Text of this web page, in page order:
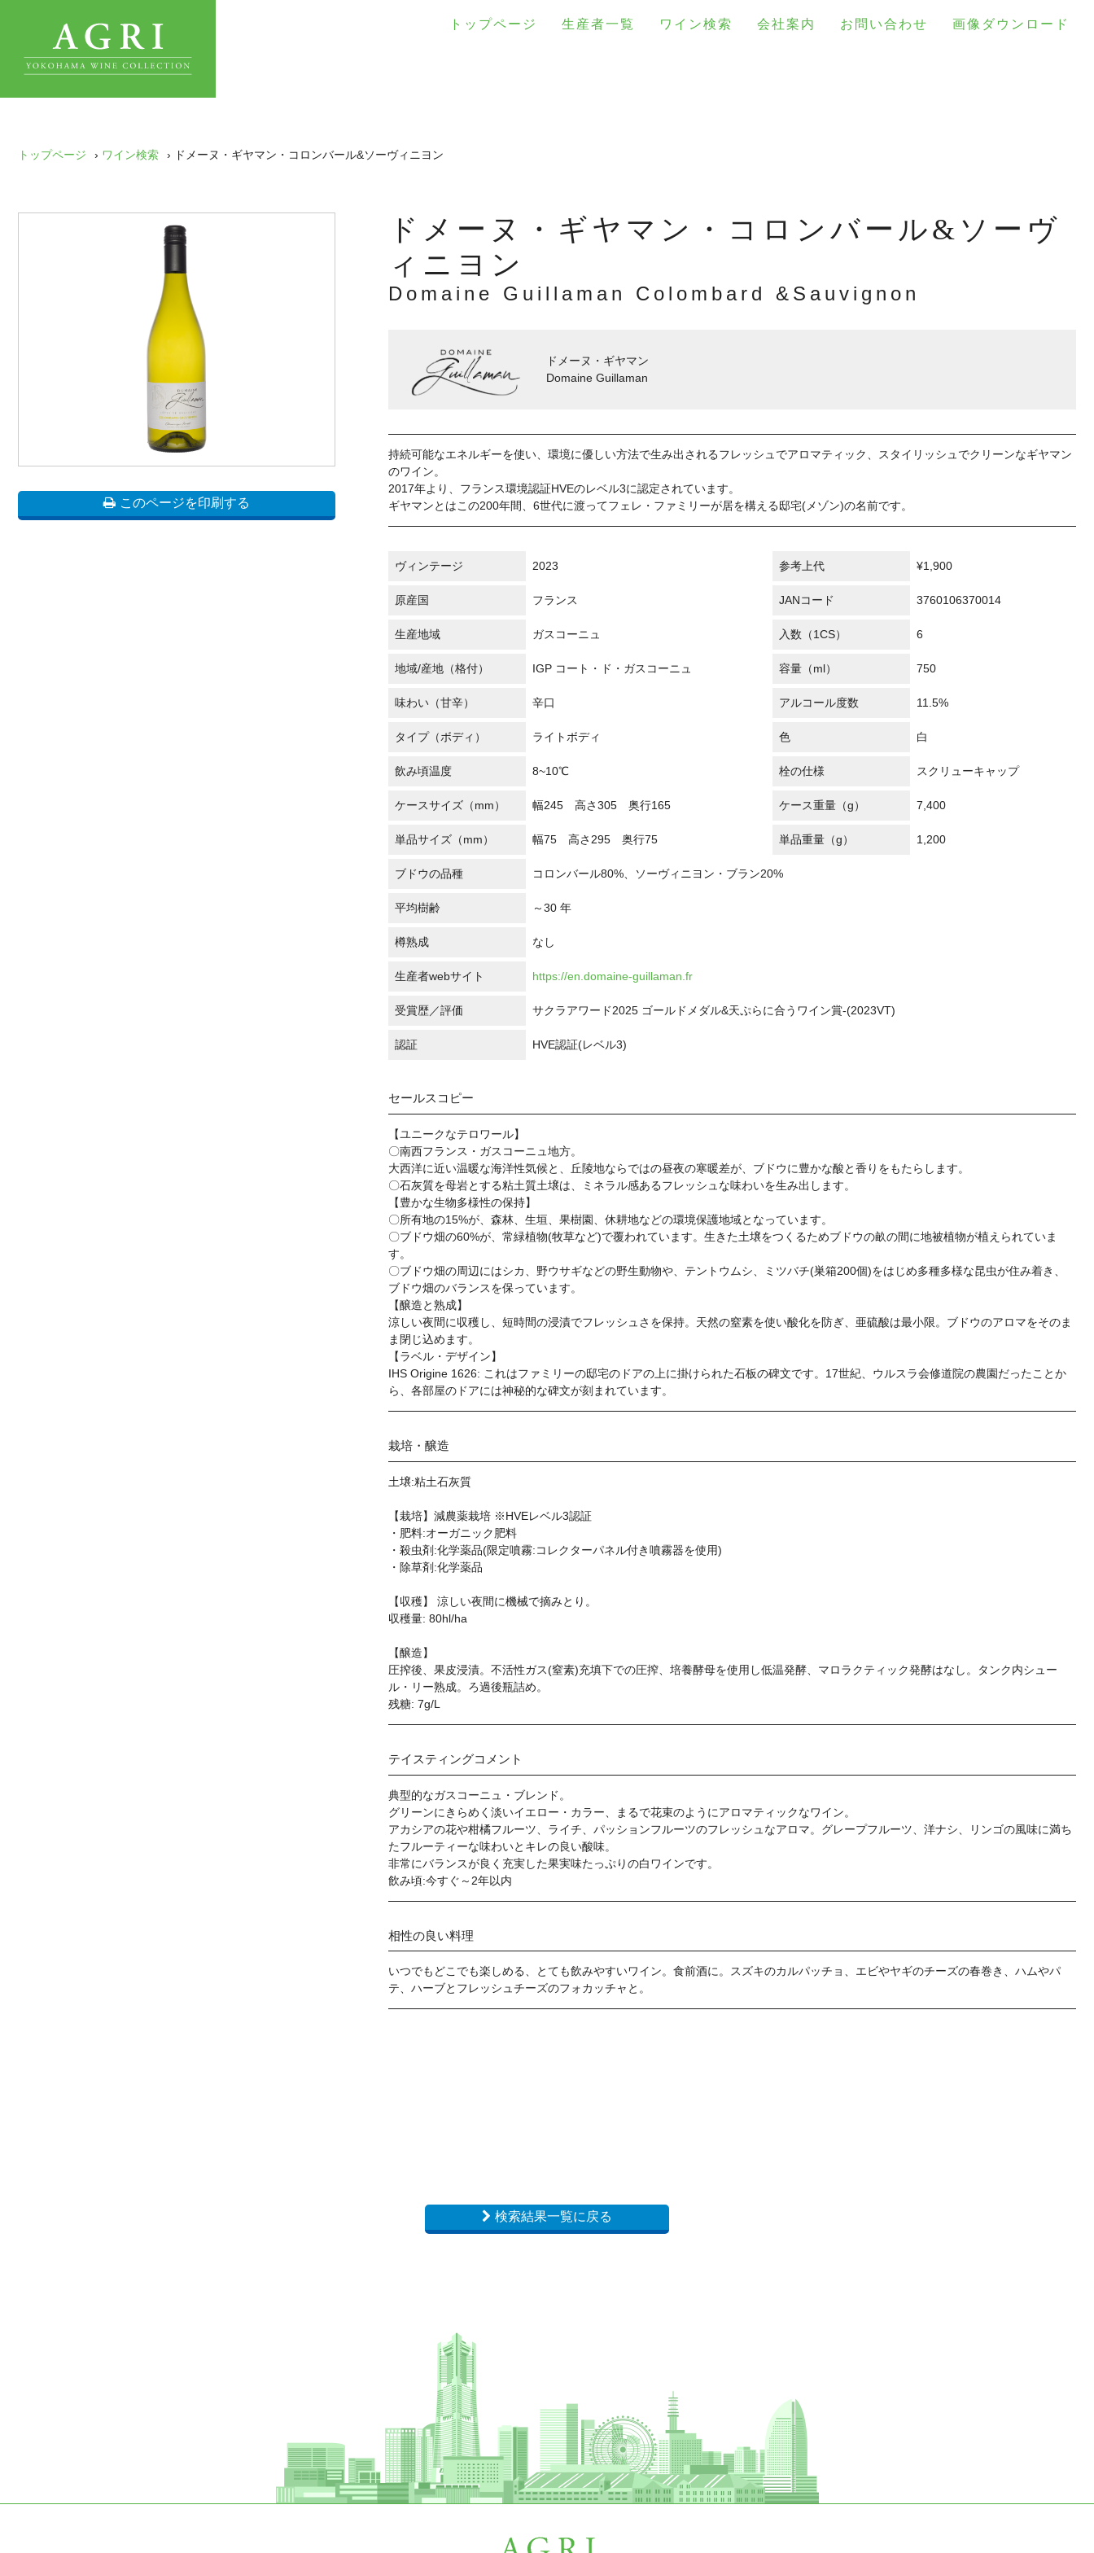
トップページ 生産者一覧 ワイン検索 会社案内 お問い合わせ 画像ダウンロード
トップページ › ワイン検索 › ドメーヌ・ギヤマン・コロンバール&ソーヴィニヨン
このページを印刷する
ドメーヌ・ギヤマン・コロンバール&ソーヴ
ィニヨン
Domaine Guillaman Colombard &Sauvignon
ドメーヌ・ギヤマン
Domaine Guillaman
持続可能なエネルギーを使い、環境に優しい方法で生み出されるフレッシュでアロマティック、スタイリッシュでクリーンなギヤマン
のワイン。
2017年より、フランス環境認証HVEのレベル3に認定されています。
ギヤマンとはこの200年間、6世代に渡ってフェレ・ファミリーが居を構える邸宅(メゾン)の名前です。
ヴィンテージ 2023 参考上代 ¥1,900
原産国 フランス JANコード 3760106370014
生産地域 ガスコーニュ 入数（1CS） 6
地域/産地（格付） IGP コート・ド・ガスコーニュ 容量（ml） 750
味わい（甘辛） 辛口 アルコール度数 11.5%
タイプ（ボディ） ライトボディ 色 白
飲み頃温度 8~10℃ 栓の仕様 スクリューキャップ
ケースサイズ（mm） 幅245 高さ305 奥行165 ケース重量（g） 7,400
単品サイズ（mm） 幅75 高さ295 奥行75 単品重量（g） 1,200
ブドウの品種 コロンバール80%、ソーヴィニヨン・ブラン20%
平均樹齢 ～30 年
樽熟成 なし
生産者webサイト https://en.domaine-guillaman.fr
受賞歴／評価 サクラアワード2025 ゴールドメダル&天ぷらに合うワイン賞-(2023VT)
認証 HVE認証(レベル3)
セールスコピー
【ユニークなテロワール】
〇南西フランス・ガスコーニュ地方。
大西洋に近い温暖な海洋性気候と、丘陵地ならではの昼夜の寒暖差が、ブドウに豊かな酸と香りをもたらします。
〇石灰質を母岩とする粘土質土壌は、ミネラル感あるフレッシュな味わいを生み出します。
【豊かな生物多様性の保持】
〇所有地の15%が、森林、生垣、果樹園、休耕地などの環境保護地域となっています。
〇ブドウ畑の60%が、常緑植物(牧草など)で覆われています。生きた土壌をつくるためブドウの畝の間に地被植物が植えられていま
す。
〇ブドウ畑の周辺にはシカ、野ウサギなどの野生動物や、テントウムシ、ミツバチ(巣箱200個)をはじめ多種多様な昆虫が住み着き、
ブドウ畑のバランスを保っています。
【醸造と熟成】
涼しい夜間に収穫し、短時間の浸漬でフレッシュさを保持。天然の窒素を使い酸化を防ぎ、亜硫酸は最小限。ブドウのアロマをそのま
ま閉じ込めます。
【ラベル・デザイン】
IHS Origine 1626: これはファミリーの邸宅のドアの上に掛けられた石板の碑文です。17世紀、ウルスラ会修道院の農園だったことか
ら、各部屋のドアには神秘的な碑文が刻まれています。
栽培・醸造
土壌:粘土石灰質
【栽培】減農薬栽培 ※HVEレベル3認証
・肥料:オーガニック肥料
・殺虫剤:化学薬品(限定噴霧:コレクターパネル付き噴霧器を使用)
・除草剤:化学薬品
【収穫】 涼しい夜間に機械で摘みとり。
収穫量: 80hl/ha
【醸造】
圧搾後、果皮浸漬。不活性ガス(窒素)充填下での圧搾、培養酵母を使用し低温発酵、マロラクティック発酵はなし。タンク内シュー
ル・リー熟成。ろ過後瓶詰め。
残糖: 7g/L
テイスティングコメント
典型的なガスコーニュ・ブレンド。
グリーンにきらめく淡いイエロー・カラー、まるで花束のようにアロマティックなワイン。
アカシアの花や柑橘フルーツ、ライチ、パッションフルーツのフレッシュなアロマ。グレープフルーツ、洋ナシ、リンゴの風味に満ち
たフルーティーな味わいとキレの良い酸味。
非常にバランスが良く充実した果実味たっぷりの白ワインです。
飲み頃:今すぐ～2年以内
相性の良い料理
いつでもどこでも楽しめる、とても飲みやすいワイン。食前酒に。スズキのカルパッチョ、エビやヤギのチーズの春巻き、ハムやパ
テ、ハーブとフレッシュチーズのフォカッチャと。
検索結果一覧に戻る